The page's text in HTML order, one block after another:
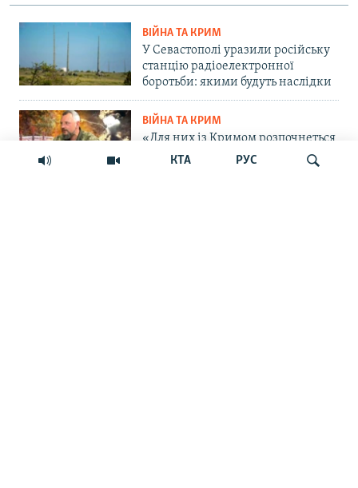
КТА РУС
ВІЙНА ТА КРИМ
У Севастополі уразили російську
станцію радіоелектронної
боротьби: якими будуть наслідки
ВІЙНА ТА КРИМ
«Для них із Кримом розпочнеться
важка історія»: командир ОТУ